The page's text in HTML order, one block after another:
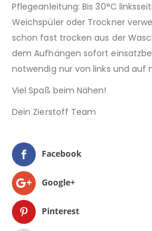
Pflegeanleitung: Bis 30°C
Weichspüler oder Trockner
schon fast trocken aus der
dem Aufhängen sofort
notwendig nur von links und auf
Viel Spaß beim Nähen!
Dein Zierstoff Team
Facebook
Google+
Pinterest